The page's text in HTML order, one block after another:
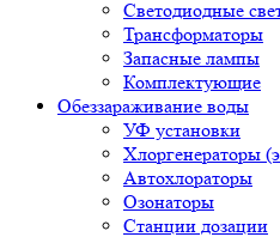
Светодиодные
Трансформаторы
Запасные лампы
Комплектующие
Обеззараживание воды
УФ установки
Хлоргенераторы
Автохлораторы
Озонаторы
Станции дозации